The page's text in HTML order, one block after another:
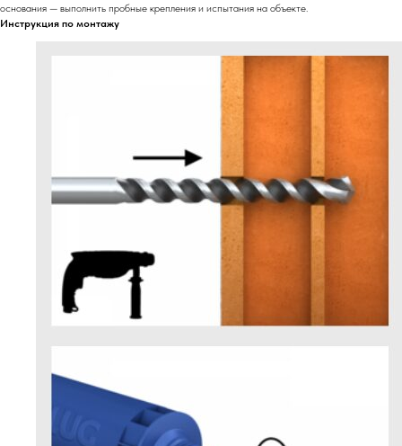
основания — выполнить пробные крепления и испытания на объекте.
Инструкция по монтажу